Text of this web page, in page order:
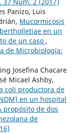
Núm. 2 (2017)
Panizo, Luis
Mucormicosis
en un
de un caso ,
de Microbiología:
Josefina Chacare
Micael Ashby,
coli productora de
en un hospital
propósito de dos
de